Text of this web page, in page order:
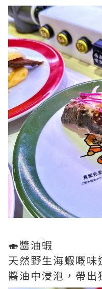
🍣醬油蝦
天然野生海蝦嘅
醬油中浸泡，帶出